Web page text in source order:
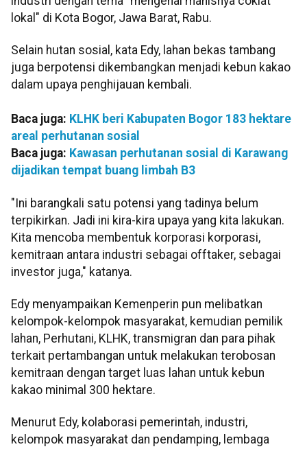
lokal" di Kota Bogor, Jawa Barat, Rabu.
Selain hutan sosial, kata Edy, lahan bekas tambang
juga berpotensi dikembangkan menjadi kebun kakao
dalam upaya penghijauan kembali.
Baca juga: KLHK beri Kabupaten Bogor 183 hektare
areal perhutanan sosial
Baca juga: Kawasan perhutanan sosial di Karawang
dijadikan tempat buang limbah B3
"Ini barangkali satu potensi yang tadinya belum
terpikirkan. Jadi ini kira-kira upaya yang kita lakukan.
Kita mencoba membentuk korporasi korporasi,
kemitraan antara industri sebagai offtaker, sebagai
investor juga," katanya.
Edy menyampaikan Kemenperin pun melibatkan
kelompok-kelompok masyarakat, kemudian pemilik
lahan, Perhutani, KLHK, transmigran dan para pihak
terkait pertambangan untuk melakukan terobosan
kemitraan dengan target luas lahan untuk kebun
kakao minimal 300 hektare.
Menurut Edy, kolaborasi pemerintah, industri,
kelompok masyarakat dan pendamping, lembaga